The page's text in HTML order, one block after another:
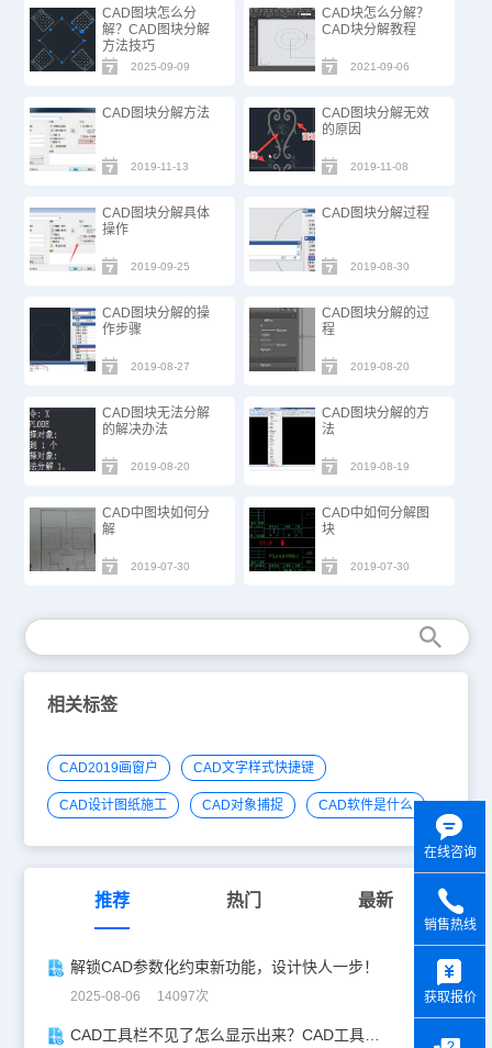
CAD图块怎么分
解？CAD图块分解
方法技巧
2025-09-09
CAD块怎么分解？
CAD块分解教程
2021-09-06
CAD图块分解方法
2019-11-13
CAD图块分解无效
的原因
2019-11-08
CAD图块分解具体
操作
2019-09-25
CAD图块分解过程
2019-08-30
CAD图块分解的操
作步骤
2019-08-27
CAD图块分解的过
程
2019-08-20
CAD图块无法分解
的解决办法
2019-08-20
CAD图块分解的方
法
2019-08-19
CAD中图块如何分
解
2019-07-30
CAD中如何分解图
块
2019-07-30
相关标签
CAD2019画窗户 CAD文字样式快捷键
CAD设计图纸施工 CAD对象捕捉 CAD软件是什么
推荐 热门 最新
解锁CAD参数化约束新功能，设计快人一步！
2025-08-06 14097次
CAD工具栏不见了怎么显示出来？CAD工具栏恢复指南
在线咨询
销售热线
获取报价